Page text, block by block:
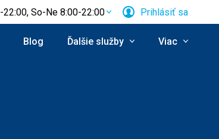
Po-Pia 7:00-22:00, So-Ne 8:00-22:00 Prihlásiť sa
Blog Ďalšie služby Viac